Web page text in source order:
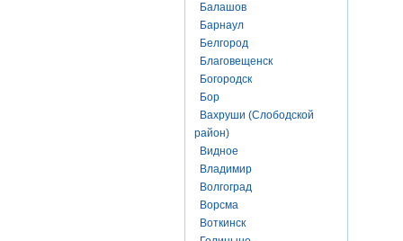
Балашов
Барнаул
Белгород
Благовещенск
Богородск
Бор
Вахруши (Слободской
район)
Видное
Владимир
Волгоград
Ворсма
Воткинск